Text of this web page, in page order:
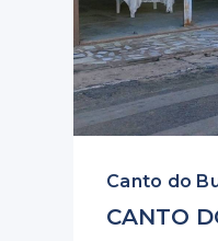
Canto do
CANTO